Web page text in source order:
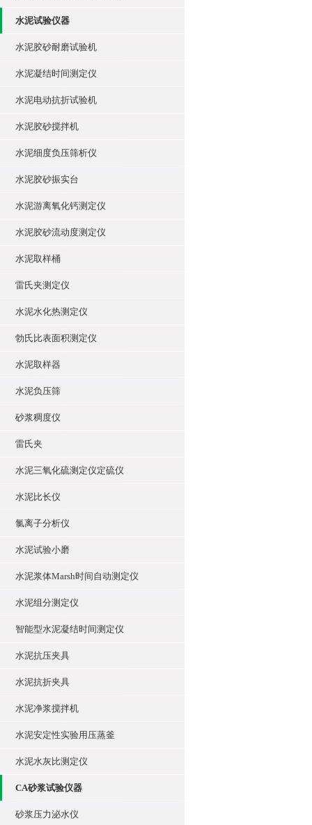
水泥试验仪器
水泥胶砂耐磨试验机
水泥凝结时间测定仪
水泥电动抗折试验机
水泥胶砂搅拌机
水泥细度负压筛析仪
水泥胶砂振实台
水泥游离氧化钙测定仪
水泥胶砂流动度测定仪
水泥取样桶
雷氏夹测定仪
水泥水化热测定仪
勃氏比表面积测定仪
水泥取样器
水泥负压筛
砂浆稠度仪
雷氏夹
水泥三氧化硫测定仪定硫仪
水泥比长仪
氯离子分析仪
水泥试验小磨
水泥浆体Marsh时间自动测定仪
水泥组分测定仪
智能型水泥凝结时间测定仪
水泥抗压夹具
水泥抗折夹具
水泥净浆搅拌机
水泥安定性实验用压蒸釜
水泥水灰比测定仪
CA砂浆试验仪器
砂浆压力泌水仪